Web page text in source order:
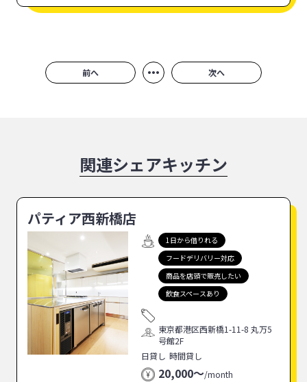
前へ ••• 次へ
関連シェアキッチン
パティア西新橋店
1日から借りれる
フードデリバリー対応
商品を店頭で販売したい
飲食スペースあり
東京都港区西新橋1-11-8 丸万5
号館2F
日貸し 時間貸し
20,000〜/month